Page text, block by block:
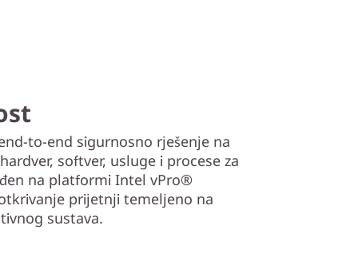
to-end sigurnosno rješenje na
softver, usluge i procese za
na platformi Intel vPro®
prijetnji temeljeno na
sustava.